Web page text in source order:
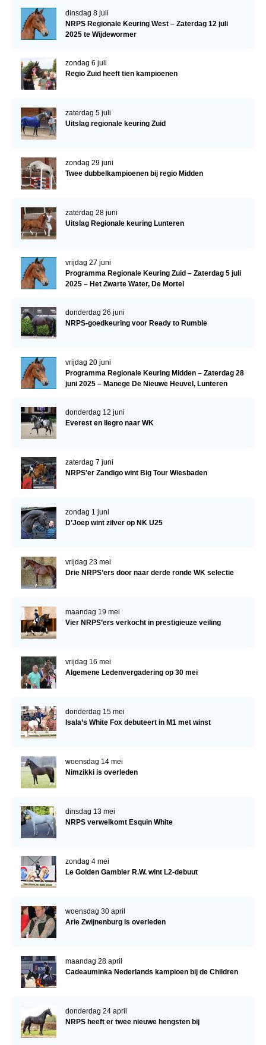
dinsdag 8 juli
NRPS Regionale Keuring West – Zaterdag 12 juli
2025 te Wijdewormer
zondag 6 juli
Regio Zuid heeft tien kampioenen
zaterdag 5 juli
Uitslag regionale keuring Zuid
zondag 29 juni
Twee dubbelkampioenen bij regio Midden
zaterdag 28 juni
Uitslag Regionale keuring Lunteren
vrijdag 27 juni
Programma Regionale Keuring Zuid – Zaterdag 5 juli
2025 – Het Zwarte Water, De Mortel
donderdag 26 juni
NRPS-goedkeuring voor Ready to Rumble
vrijdag 20 juni
Programma Regionale Keuring Midden – Zaterdag 28
juni 2025 – Manege De Nieuwe Heuvel, Lunteren
donderdag 12 juni
Everest en Ilegro naar WK
zaterdag 7 juni
NRPS'er Zandigo wint Big Tour Wiesbaden
zondag 1 juni
D’Joep wint zilver op NK U25
vrijdag 23 mei
Drie NRPS’ers door naar derde ronde WK selectie
maandag 19 mei
Vier NRPS’ers verkocht in prestigieuze veiling
vrijdag 16 mei
Algemene Ledenvergadering op 30 mei
donderdag 15 mei
Isala’s White Fox debuteert in M1 met winst
woensdag 14 mei
Nimzikki is overleden
dinsdag 13 mei
NRPS verwelkomt Esquin White
zondag 4 mei
Le Golden Gambler R.W. wint L2-debuut
woensdag 30 april
Arie Zwijnenburg is overleden
maandag 28 april
Cadeauminka Nederlands kampioen bij de Children
donderdag 24 april
NRPS heeft er twee nieuwe hengsten bij